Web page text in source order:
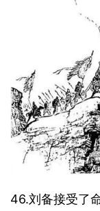
46.刘备接受了